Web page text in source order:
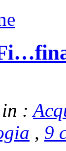
in :
, 9